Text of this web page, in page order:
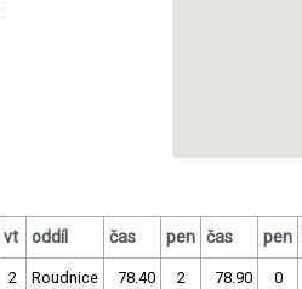
vt oddíl čas pen čas pen
2 Roudnice 78.40 2 78.90 0